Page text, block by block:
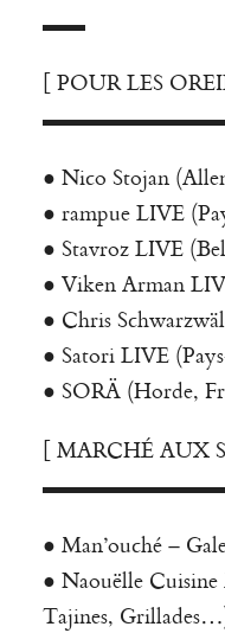
▬▬
[ POUR LES
● Nico Stojan
● rampueLIVE
● StavrozLIVE
● Viken Arman
● Chris
● SatoriLIVE
● SORÄ(Horde,
[ MARCHÉ AUX
● Man’ouché –
● Naouëlle Cuisine
Tajines,